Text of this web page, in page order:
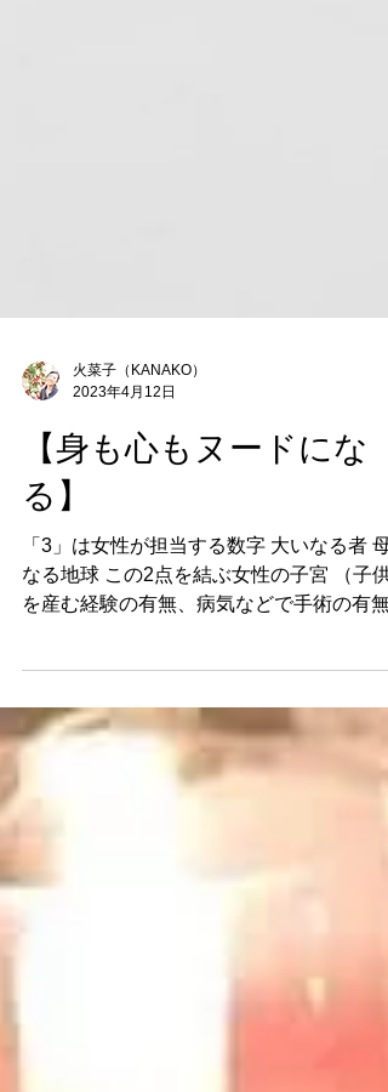
2023年4月12日
【身も心もヌードにな
る】
「3」は女性が担当する数字 大いなる者 母
なる地球 この2点を結ぶ女性の子宮 （子供
わらず） この3点を結ぶギフトを持つ女性
思い出して欲しい。 「キミは山をも動かせ
る存在なんだよ。...